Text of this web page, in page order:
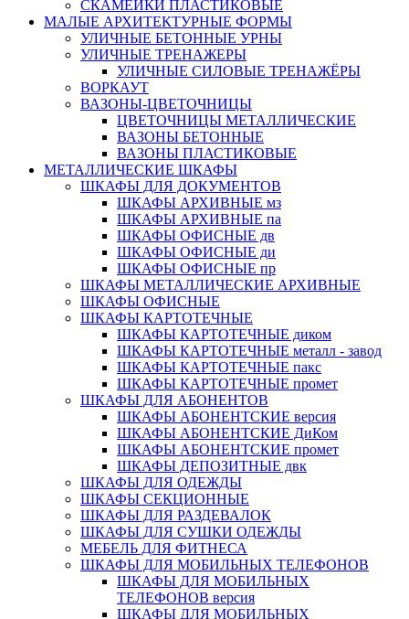
СКАМЕЙКИ ПЛАСТИКОВЫЕ
МАЛЫЕ АРХИТЕКТУРНЫЕ ФОРМЫ
УЛИЧНЫЕ БЕТОННЫЕ УРНЫ
УЛИЧНЫЕ ТРЕНАЖЕРЫ
УЛИЧНЫЕ СИЛОВЫЕ ТРЕНАЖЁРЫ
ВОРКАУТ
ВАЗОНЫ-ЦВЕТОЧНИЦЫ
ЦВЕТОЧНИЦЫ МЕТАЛЛИЧЕСКИЕ
ВАЗОНЫ БЕТОННЫЕ
ВАЗОНЫ ПЛАСТИКОВЫЕ
МЕТАЛЛИЧЕСКИЕ ШКАФЫ
ШКАФЫ ДЛЯ ДОКУМЕНТОВ
ШКАФЫ АРХИВНЫЕ мз
ШКАФЫ АРХИВНЫЕ па
ШКАФЫ ОФИСНЫЕ дв
ШКАФЫ ОФИСНЫЕ ди
ШКАФЫ ОФИСНЫЕ пр
ШКАФЫ МЕТАЛЛИЧЕСКИЕ АРХИВНЫЕ
ШКАФЫ ОФИСНЫЕ
ШКАФЫ КАРТОТЕЧНЫЕ
ШКАФЫ КАРТОТЕЧНЫЕ диком
ШКАФЫ КАРТОТЕЧНЫЕ металл - завод
ШКАФЫ КАРТОТЕЧНЫЕ пакс
ШКАФЫ КАРТОТЕЧНЫЕ промет
ШКАФЫ ДЛЯ АБОНЕНТОВ
ШКАФЫ АБОНЕНТСКИЕ версия
ШКАФЫ АБОНЕНТСКИЕ ДиКом
ШКАФЫ АБОНЕНТСКИЕ промет
ШКАФЫ ДЕПОЗИТНЫЕ двк
ШКАФЫ ДЛЯ ОДЕЖДЫ
ШКАФЫ СЕКЦИОННЫЕ
ШКАФЫ ДЛЯ РАЗДЕВАЛОК
ШКАФЫ ДЛЯ СУШКИ ОДЕЖДЫ
МЕБЕЛЬ ДЛЯ ФИТНЕСА
ШКАФЫ ДЛЯ МОБИЛЬНЫХ ТЕЛЕФОНОВ
ШКАФЫ ДЛЯ МОБИЛЬНЫХ
ТЕЛЕФОНОВ версия
ШКАФЫ ДЛЯ МОБИЛЬНЫХ